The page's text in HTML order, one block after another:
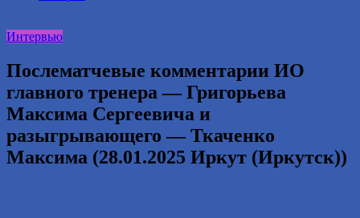
Интервью
Послематчевые комментарии ИО
главного тренера — Григорьева
Максима Сергеевича и
разыгрывающего — Ткаченко
Максима (28.01.2025 Иркут (Иркутск))